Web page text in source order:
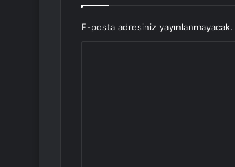
E-posta adresiniz yayınlanmayacak.